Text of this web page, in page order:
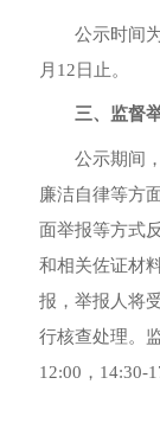
公示时间
月12日止。
三、监督
公示期间
廉洁自律等方
面举报等方式
和相关佐证材
报，举报人将
行核查处理。
12:00，14:30-